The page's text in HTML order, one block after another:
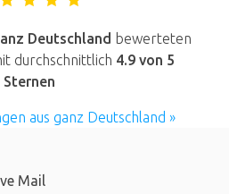
Deutschland bewerteten
durchschnittlich 4.9von 5
Sternen
aus ganz Deutschland »
Mail